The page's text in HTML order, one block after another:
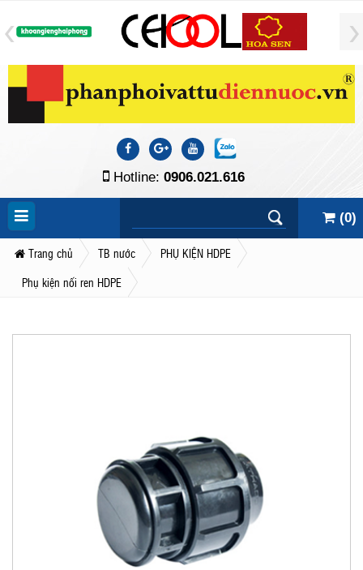
Hotline: 0906.021.616
(0)
Trang chủ TB nước
PHỤ KIỆN HDPE
Phụ kiện nối ren HDPE